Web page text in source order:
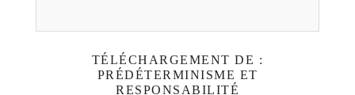
TÉLÉCHARGEMENT DE :
PRÉDÉTERMINISME ET
RESPONSABILITÉ